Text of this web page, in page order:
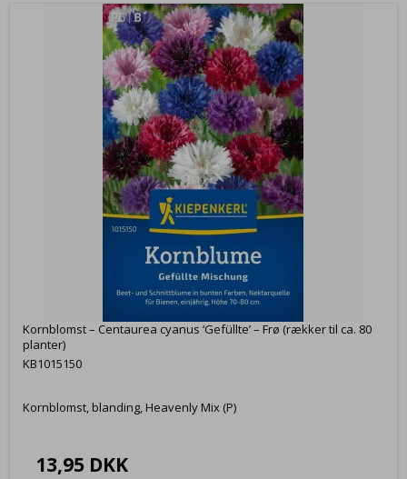
Kornblomst – Centaurea cyanus ‘Gefüllte’ – Frø (rækker til ca. 80
planter)
KB1015150
Kornblomst, blanding, Heavenly Mix (P)
13,95 DKK